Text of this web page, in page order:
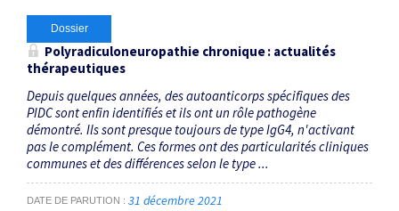
Dossier
Polyradiculoneuropathie chronique : actualités
thérapeutiques
Depuis quelques années, des autoanticorps spécifiques des
PIDC sont enfin identifiés et ils ont un rôle pathogène
démontré. Ils sont presque toujours de type IgG4, n'activant
pas le complément. Ces formes ont des particularités cliniques
communes et des différences selon le type ...
DATE DE PARUTION 31 décembre 2021